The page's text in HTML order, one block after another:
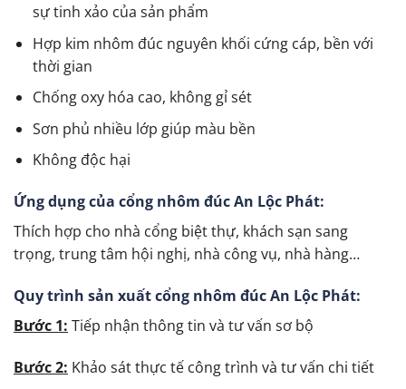
sự tinh xảo của sản phẩm
Hợp kim nhôm đúc nguyên khối cứng cáp, bền với
thời gian
Chống oxy hóa cao, không gỉ sét
Sơn phủ nhiều lớp giúp màu bền
Không độc hại
Ứng dụng của cổng nhôm đúc An Lộc Phát:
Thích hợp cho nhà cổng biệt thự, khách sạn sang
trọng, trung tâm hội nghị, nhà công vụ, nhà hàng…
Quy trình sản xuất cổng nhôm đúc An Lộc Phát:
Bước 1: Tiếp nhận thông tin và tư vấn sơ bộ
Bước 2: Khảo sát thực tế công trình và tư vấn chi tiết